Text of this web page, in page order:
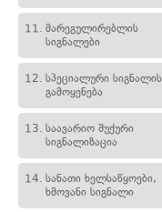
11. მარეგულირებლის
სიგნალები
12. სპეციალური სიგნალის
გამოყენება
13. საავარიო შუქური
სიგნალიზაცია
14. სანათი ხელსაწყოები,
ხმოვანი სიგნალი